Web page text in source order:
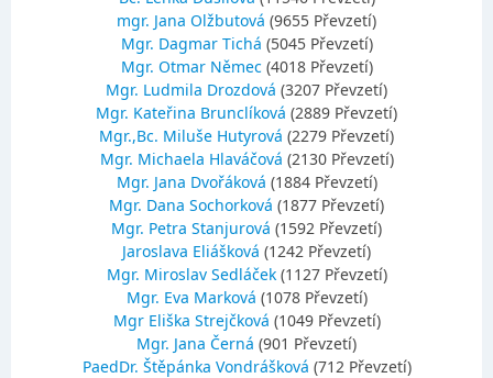
mgr. Jana Olžbutová (9655 Převzetí)
Mgr. Dagmar Tichá (5045 Převzetí)
Mgr. Otmar Němec (4018 Převzetí)
Mgr. Ludmila Drozdová (3207 Převzetí)
Mgr. Kateřina Brunclíková (2889 Převzetí)
Mgr.,Bc. Miluše Hutyrová (2279 Převzetí)
Mgr. Michaela Hlaváčová (2130 Převzetí)
Mgr. Jana Dvořáková (1884 Převzetí)
Mgr. Dana Sochorková (1877 Převzetí)
Mgr. Petra Stanjurová (1592 Převzetí)
Jaroslava Eliášková (1242 Převzetí)
Mgr. Miroslav Sedláček (1127 Převzetí)
Mgr. Eva Marková (1078 Převzetí)
Mgr Eliška Strejčková (1049 Převzetí)
Mgr. Jana Černá (901 Převzetí)
PaedDr. Štěpánka Vondrášková (712 Převzetí)